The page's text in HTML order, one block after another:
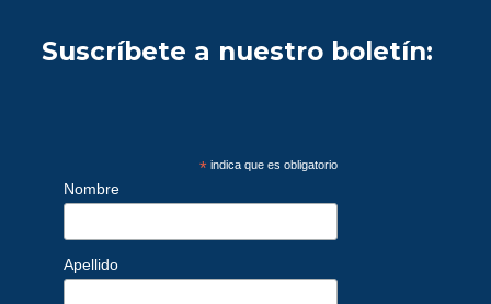
Suscríbete a nuestro boletín:
*indica que es obligatorio
Nombre
Apellido